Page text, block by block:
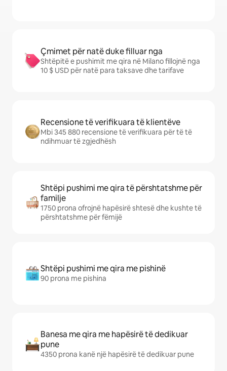
Çmimet për natë duke filluar nga
Shtëpitë e pushimit me qira në Milano fillojnë nga
10 $ USD për natë para taksave dhe tarifave
Recensione të verifikuara të klientëve
Mbi 345 880 recensione të verifikuara për të të
ndihmuar të zgjedhësh
Shtëpi pushimi me qira të përshtatshme për
familje
1750 prona ofrojnë hapësirë shtesë dhe kushte të
përshtatshme për fëmijë
Shtëpi pushimi me qira me pishinë
90 prona me pishina
Banesa me qira me hapësirë të dedikuar
pune
4350 prona kanë një hapësirë të dedikuar pune